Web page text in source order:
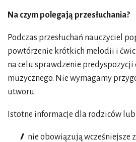
Na czym polegają przesłuchania?
Podczas przesłuchań nauczyciel
powtórzenie krótkich melodii i
na celu sprawdzenie
muzycznego. Nie wymagamy
utworu.
Istotne informacje dla rodziców
nie obowiązują wcześniejsze